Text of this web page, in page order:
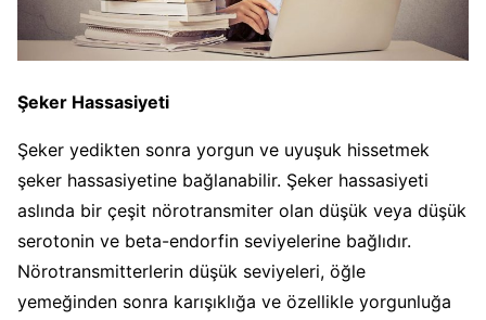
Şeker Hassasiyeti
Şeker yedikten sonra yorgun ve uyuşuk hissetmek
şeker hassasiyetine bağlanabilir. Şeker hassasiyeti
aslında bir çeşit nörotransmiter olan düşük veya düşük
serotonin ve beta-endorfin seviyelerine bağlıdır.
Nörotransmitterlerin düşük seviyeleri, öğle
yemeğinden sonra karışıklığa ve özellikle yorgunluğa